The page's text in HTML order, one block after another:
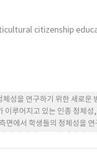
citizenship
성을 연구하기 위한 새로운
이루어지고 있는 인종 정체성
면에서 학생들의 정체성을 연
용을 강조하며, 3) 소수 민족
학생들의 학업성취, 다문화